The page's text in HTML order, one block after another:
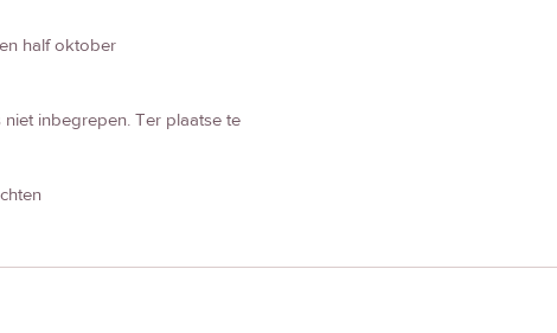
half oktober
inbegrepen. Ter plaatse te